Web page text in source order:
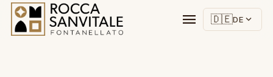
menu 🇩🇪DE expand_more